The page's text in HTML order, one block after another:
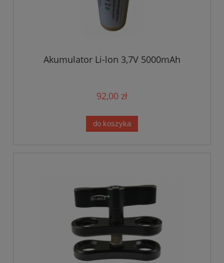
Akumulator Li-lon 3,7V 5000mAh
92,00 zł
do koszyka